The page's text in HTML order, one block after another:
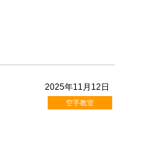
2025年11月12日
空手教室